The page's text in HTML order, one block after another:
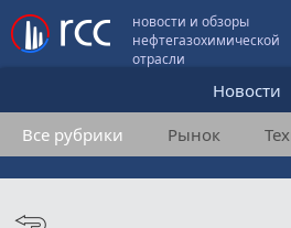
новости и обзоры
нефтегазохимической
отрасли
Новости
Аналитика и
Все рубрики Рынок